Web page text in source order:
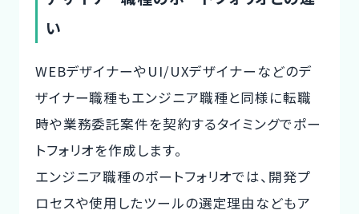
い
WEBデザイナーやUI/UXデザイナーなどのデ
ザイナー職種もエンジニア職種と同様に転職
時や業務委託案件を契約するタイミングでポー
トフォリオを作成します。
エンジニア職種のポートフォリオでは、開発プ
ロセスや使用したツールの選定理由などもア